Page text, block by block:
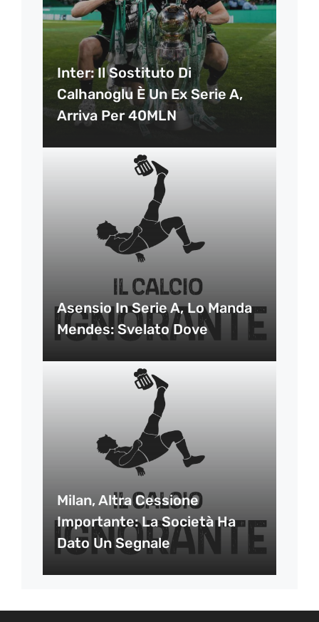
Inter: Il Sostituto Di
Calhanoglu È Un Ex Serie A,
Arriva Per 40MLN
Asensio In Serie A, Lo Manda
Mendes: Svelato Dove
Milan, Altra Cessione
Importante: La Società Ha
Dato Un Segnale